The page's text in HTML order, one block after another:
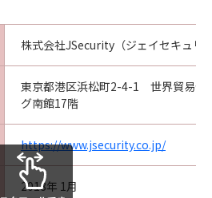
株式会社JSecurity（ジェイセキュリ
東京都港区浜松町2-4-1 世界貿易セ
グ南館17階
https://www.jsecurity.co.jp/
2018年 1月